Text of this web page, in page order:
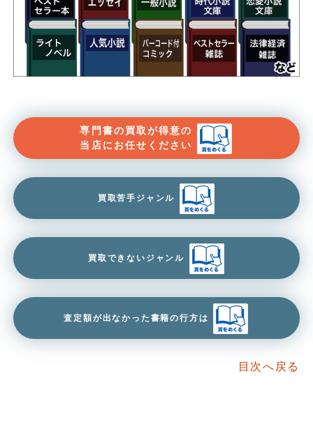
専門書の買取が得意の
当店にお任せください
買取苦手ジャンル
買取できないジャンル
査定額が出なかった書籍の行方は
目次へ戻る